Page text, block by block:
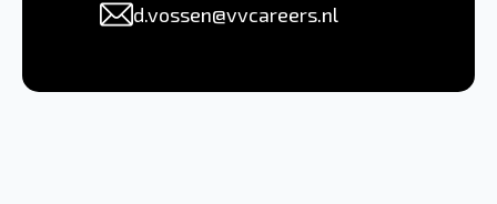
d.vossen@vvcareers.nl